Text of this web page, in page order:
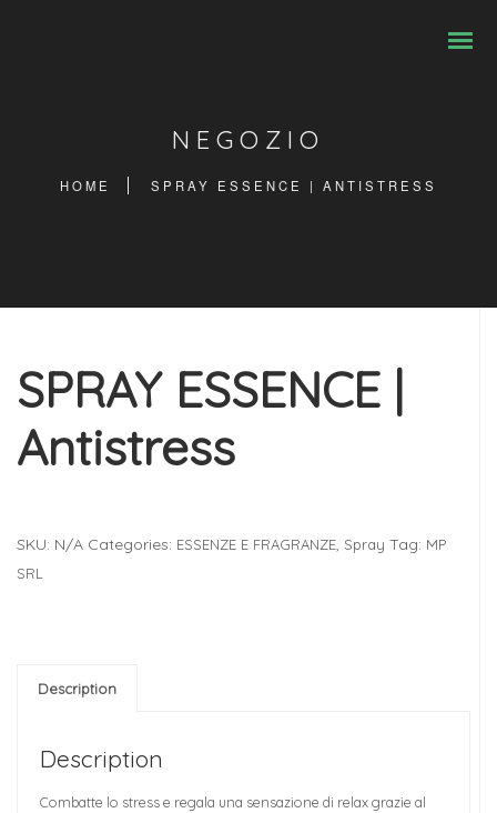
NEGOZIO
HOME SPRAY ESSENCE | ANTISTRESS
SPRAY ESSENCE |
Antistress
SKU: N/A Categories: ESSENZE E FRAGRANZE, Spray Tag: MP
SRL
Description
Description
Combatte lo stress e regala una sensazione di relax grazie al